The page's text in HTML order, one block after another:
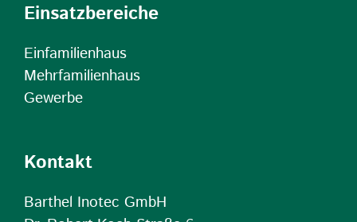
Einsatzbereiche
Einfamilienhaus
Mehrfamilienhaus
Gewerbe
Kontakt
Barthel Inotec GmbH